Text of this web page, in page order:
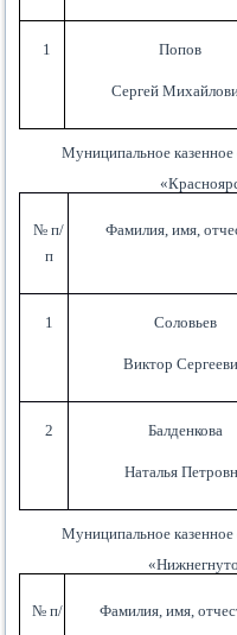
1 Попов
Сергей
Муниципальное
№ п/
п
Фамилия, имя,
1 Соловьев
Виктор
2 Балденкова
Наталья
Муниципальное
№ п/
Фамилия, имя,